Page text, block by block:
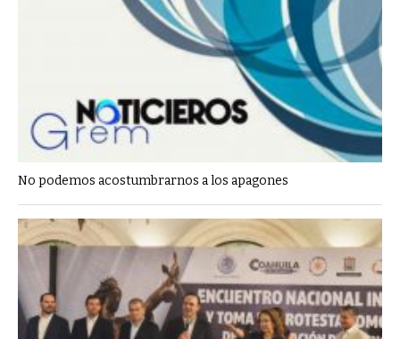
No podemos acostumbrarnos a los apagones